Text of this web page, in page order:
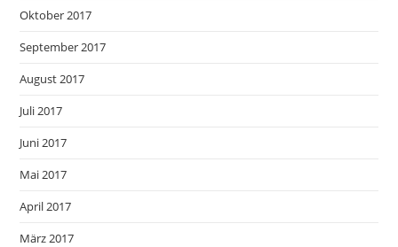
Oktober 2017
September 2017
August 2017
Juli 2017
Juni 2017
Mai 2017
April 2017
März 2017